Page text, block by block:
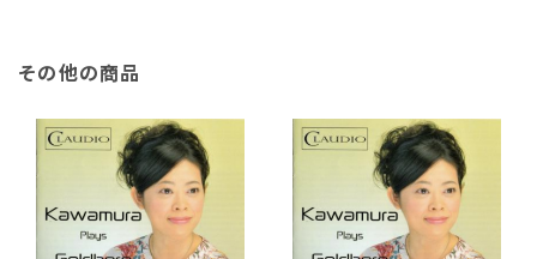
その他の商品